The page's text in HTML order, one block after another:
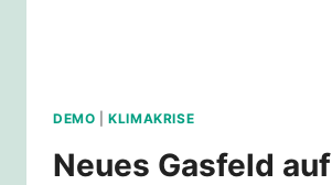
DEMO |KLIMAKRISE
Neues Gasfeld auf